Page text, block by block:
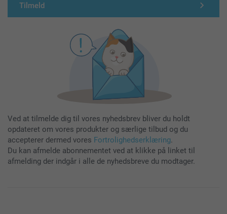
Tilmeld
Ved at tilmelde dig til vores nyhedsbrev bliver du holdt
opdateret om vores produkter og særlige tilbud og du
accepterer dermed vores Fortrolighedserklæring.
Du kan afmelde abonnementet ved at klikke på linket til
afmelding der indgår i alle de nyhedsbreve du modtager.